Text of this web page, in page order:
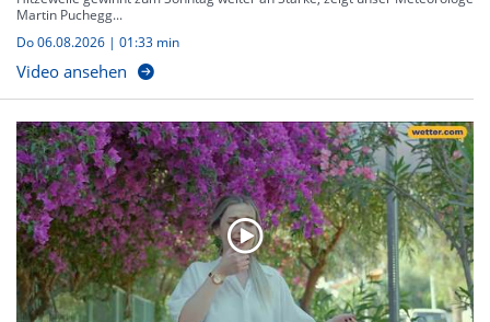
Martin Puchegg...
Do 06.08.2026 | 01:33 min
Video ansehen